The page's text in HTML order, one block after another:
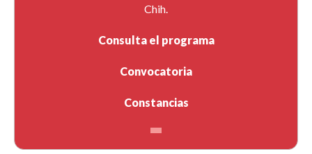
Chih.
Consulta el programa
Convocatoria
Constancias